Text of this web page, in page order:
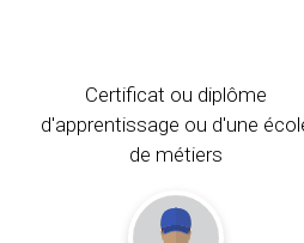
Certificat ou diplôme
d'apprentissage ou d'une
de métiers